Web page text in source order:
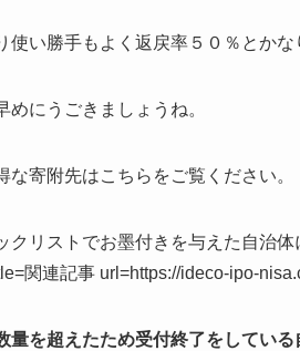
使い勝手もよく返戻率５０％とかな
めにうごきましょうね。
な寄附先はこちらをご覧ください。
クリストでお墨付きを与えた自治体
関連記事 url=https://ideco-ipo-
量を超えたため受付終了をしている